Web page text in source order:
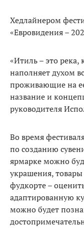
Хедлайнером
«Евровидения –
«Итиль – это река,
наполняет духом
проживающие на
название и
руководителя
Во время
по созданию
ярмарке можно
украшения,
фудкорте –
адаптированную
можно будет